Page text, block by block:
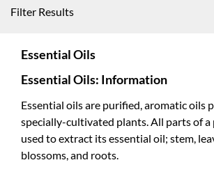
Filter Results
Essential Oils
Essential Oils: Information
Essential oils are purified, aromatic oils
specially-cultivated plants. All parts of a
used to extract its essential oil; stem,
blossoms, and roots.